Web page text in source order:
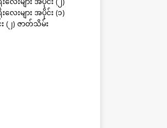
ေးများ အပိုင်း (၁)
(၂) ဇာတ်သိမ်း